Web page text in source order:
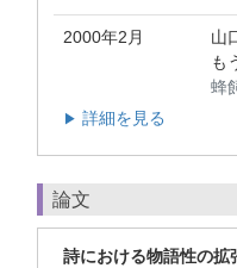
2000年2月
山
も
蜂
▶ 詳細を見る
論文
詩における物語性の拡